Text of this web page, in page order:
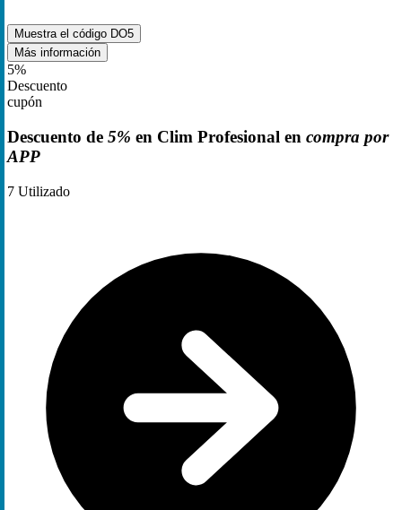
Muestra el código DO5
Más información
5%
Descuento
cupón
Descuento de 5% en Clim Profesional en compra por
APP
7 Utilizado